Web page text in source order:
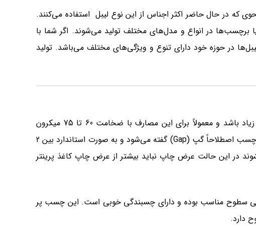
هستند. به نحوی که در حال حاضر اکثر اجناس از این نوع لیبل استفاده می‌کنند.
در انواع و مدل‌های مختلف تولید می‌شوند. اگر شما با
در حوزه خود دارای تنوع و ویژگی‌های مختلف می‌باشد. تولید
به دلیل رویت فاصله بین دو برچسب توسط سنسور نباید زیاد باشد و معمولاً برای این مصارف با ضخامت 60 تا 75 میکرون
استفاده می‌شود. اما در مواردی که برچسب بصورت شیت استفاده شود ضخامت زیره اهمیتی ندارد. به فاصله بین دو برچسب اصطلاحاً گپ (Gap) گفته می‌شود و به صورت استاندارد بین 2
در این حالت عرض چاپ نباید بیشتر از عرض چاپ کاغذ پرینتر
سطوح مناسب بوده و دارای چسبندگی خوبی است. این چسب پر
دارد.